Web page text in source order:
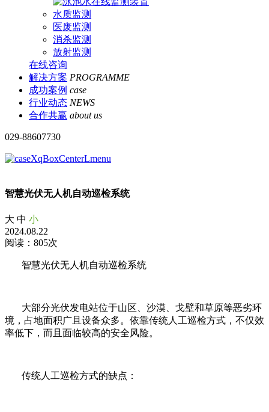
水质监测
医废监测
消杀监测
放射监测
在线咨询
解决方案 PROGRAMME
成功案例 case
行业动态 NEWS
合作共赢 about us
029-88607730
智慧光伏无人机自动巡检系统
大 中 小
2024.08.22
阅读：805次
智慧光伏无人机自动巡检系统
大部分光伏发电站位于山区、沙漠、戈壁和草原等恶劣环
境，占地面积广且设备众多。依靠传统人工巡检方式，不仅效
率低下，而且面临较高的安全风险。
传统人工巡检方式的缺点：